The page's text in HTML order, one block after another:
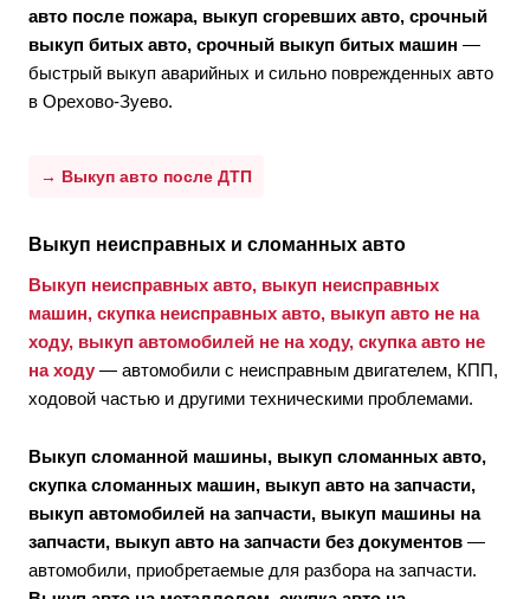
авто после пожара, выкуп сгоревших авто, срочный
выкуп битых авто, срочный выкуп битых машин —
быстрый выкуп аварийных и сильно поврежденных авто
в Орехово-Зуево.
→ Выкуп авто после ДТП
Выкуп неисправных и сломанных авто
Выкуп неисправных авто, выкуп неисправных
машин, скупка неисправных авто, выкуп авто не на
ходу, выкуп автомобилей не на ходу, скупка авто не
на ходу — автомобили с неисправным двигателем, КПП,
ходовой частью и другими техническими проблемами.
Выкуп сломанной машины, выкуп сломанных авто,
скупка сломанных машин, выкуп авто на запчасти,
выкуп автомобилей на запчасти, выкуп машины на
запчасти, выкуп авто на запчасти без документов —
автомобили, приобретаемые для разбора на запчасти.